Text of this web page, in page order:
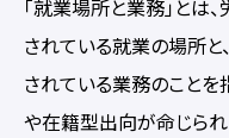
「就業場所と業務」とは
されている就業の場所
されている業務のことを
や在籍型出向が命じら